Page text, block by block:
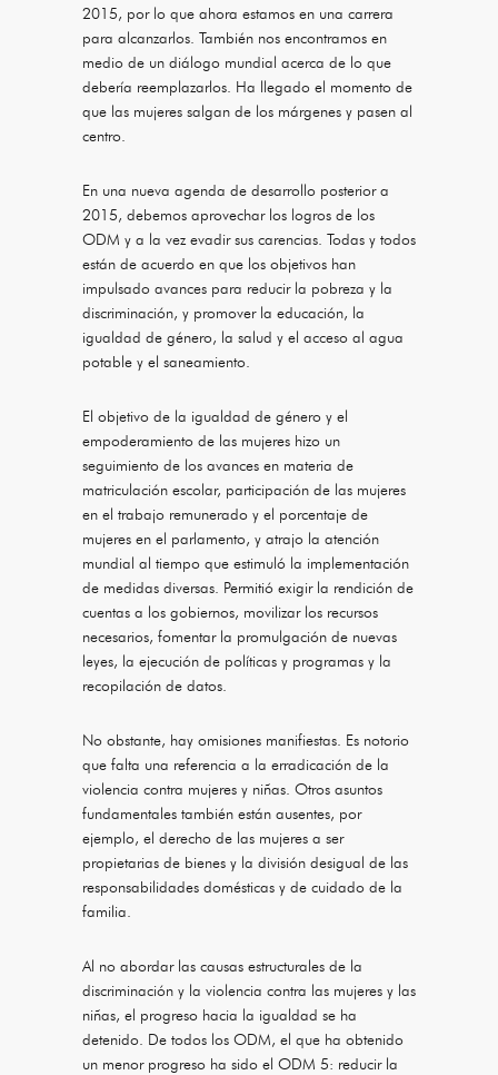
2015, por lo que ahora estamos en una carrera
para alcanzarlos. También nos encontramos en
medio de un diálogo mundial acerca de lo que
debería reemplazarlos. Ha llegado el momento de
que las mujeres salgan de los márgenes y pasen al
centro.
En una nueva agenda de desarrollo posterior a
2015, debemos aprovechar los logros de los
ODM y a la vez evadir sus carencias. Todas y todos
están de acuerdo en que los objetivos han
impulsado avances para reducir la pobreza y la
discriminación, y promover la educación, la
igualdad de género, la salud y el acceso al agua
potable y el saneamiento.
El objetivo de la igualdad de género y el
empoderamiento de las mujeres hizo un
seguimiento de los avances en materia de
matriculación escolar, participación de las mujeres
en el trabajo remunerado y el porcentaje de
mujeres en el parlamento, y atrajo la atención
mundial al tiempo que estimuló la implementación
de medidas diversas. Permitió exigir la rendición de
cuentas a los gobiernos, movilizar los recursos
necesarios, fomentar la promulgación de nuevas
leyes, la ejecución de políticas y programas y la
recopilación de datos.
No obstante, hay omisiones manifiestas. Es notorio
que falta una referencia a la erradicación de la
violencia contra mujeres y niñas. Otros asuntos
fundamentales también están ausentes, por
ejemplo, el derecho de las mujeres a ser
propietarias de bienes y la división desigual de las
responsabilidades domésticas y de cuidado de la
familia.
Al no abordar las causas estructurales de la
discriminación y la violencia contra las mujeres y las
niñas, el progreso hacia la igualdad se ha
detenido. De todos los ODM, el que ha obtenido
un menor progreso ha sido el ODM 5: reducir la